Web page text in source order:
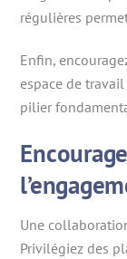
régulières
Enfin,
espace de
pilier
Une
Privilégiez des